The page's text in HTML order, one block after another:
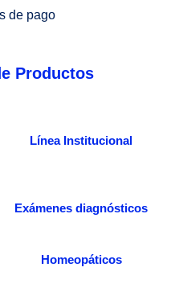
Productos
Línea Institucional
Exámenes diagnósticos
Homeopáticos